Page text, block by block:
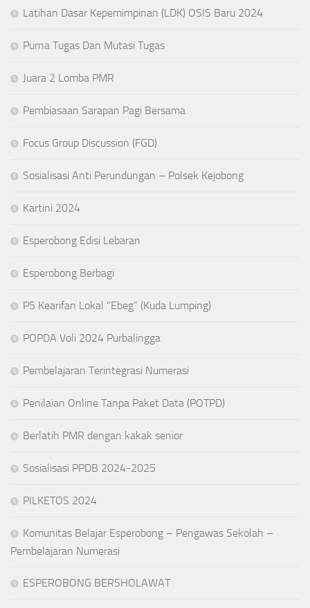
Latihan Dasar Kepemimpinan (LDK) OSIS Baru 2024
Purna Tugas Dan Mutasi Tugas
Juara 2 Lomba PMR
Pembiasaan Sarapan Pagi Bersama
Focus Group Discussion (FGD)
Sosialisasi Anti Perundungan – Polsek Kejobong
Kartini 2024
Esperobong Edisi Lebaran
Esperobong Berbagi
P5 Kearifan Lokal “Ebeg” (Kuda Lumping)
POPDA Voli 2024 Purbalingga
Pembelajaran Terintegrasi Numerasi
Penilaian Online Tanpa Paket Data (POTPD)
Berlatih PMR dengan kakak senior
Sosialisasi PPDB 2024-2025
PILKETOS 2024
Komunitas Belajar Esperobong – Pengawas Sekolah –
Pembelajaran Numerasi
ESPEROBONG BERSHOLAWAT